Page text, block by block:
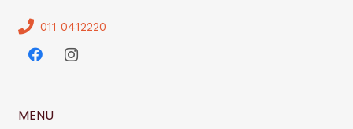
011 0412220
MENU